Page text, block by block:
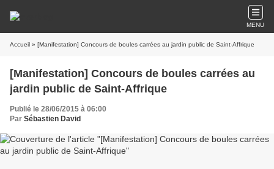
MENU
Accueil » [Manifestation] Concours de boules carrées au jardin public de Saint-Affrique
[Manifestation] Concours de boules carrées au
jardin public de Saint-Affrique
Publié le 28/06/2015 à 06:00
Par Sébastien David